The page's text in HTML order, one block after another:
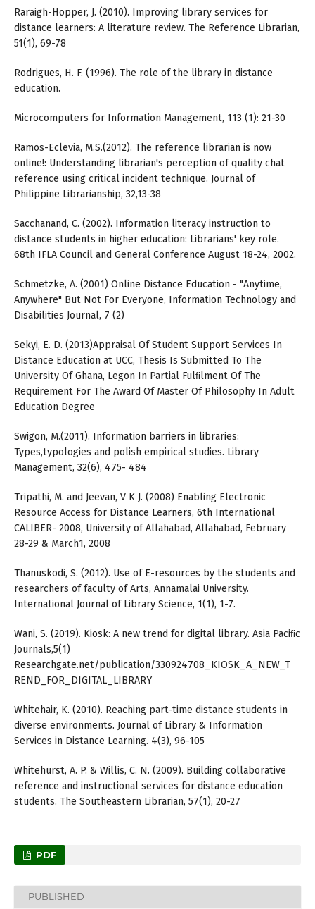
Raraigh-Hopper, J. (2010). Improving library services for
distance learners: A literature review. The Reference Librarian,
51(1), 69-78
Rodrigues, H. F. (1996). The role of the library in distance
education.
Microcomputers for Information Management, 113 (1): 21-30
Ramos-Eclevia, M.S.(2012). The reference librarian is now
online!: Understanding librarian's perception of quality chat
reference using critical incident technique. Journal of
Philippine Librarianship, 32,13-38
Sacchanand, C. (2002). Information literacy instruction to
distance students in higher education: Librarians' key role.
68th IFLA Council and General Conference August 18-24, 2002.
Schmetzke, A. (2001) Online Distance Education - "Anytime,
Anywhere" But Not For Everyone, Information Technology and
Disabilities Journal, 7 (2)
Sekyi, E. D. (2013)Appraisal Of Student Support Services In
Distance Education at UCC, Thesis Is Submitted To The
University Of Ghana, Legon In Partial Fulﬁlment Of The
Requirement For The Award Of Master Of Philosophy In Adult
Education Degree
Swigon, M.(2011). Information barriers in libraries:
Types,typologies and polish empirical studies. Library
Management, 32(6), 475- 484
Tripathi, M. and Jeevan, V K J. (2008) Enabling Electronic
Resource Access for Distance Learners, 6th International
CALIBER- 2008, University of Allahabad, Allahabad, February
28-29 & March1, 2008
Thanuskodi, S. (2012). Use of E-resources by the students and
researchers of faculty of Arts, Annamalai University.
International Journal of Library Science, 1(1), 1-7.
Wani, S. (2019). Kiosk: A new trend for digital library. Asia Paciﬁc
Journals,5(1)
Researchgate.net/publication/330924708_KIOSK_A_NEW_T
REND_FOR_DIGITAL_LIBRARY
Whitehair, K. (2010). Reaching part-time distance students in
diverse environments. Journal of Library & Information
Services in Distance Learning. 4(3), 96-105
Whitehurst, A. P. & Willis, C. N. (2009). Building collaborative
reference and instructional services for distance education
students. The Southeastern Librarian, 57(1), 20-27
PDF
PUBLISHED